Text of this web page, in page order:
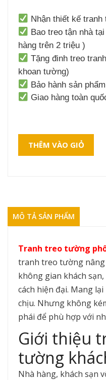
Nhận thiết kế
Bao treo tận nhà
hàng trên 2 triệu )
Tặng đinh treo
khoan tường)
Bảo hành sản
Giao hàng toàn
THÊM VÀO GIỎ
MÔ TẢ SẢN PHẨM
Tranh treo tường
tranh treo tường nâng
không gian khách
cách hiện đại. Mang
chịu. Nhưng không
phái để phù hợp với
Giới thiệu
tường
Nhà hàng, khách sạn